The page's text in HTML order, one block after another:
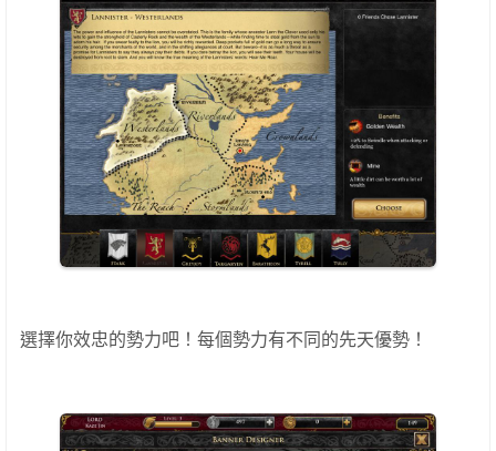
選擇你效忠的勢力吧！每個勢力有不同的先天優勢！